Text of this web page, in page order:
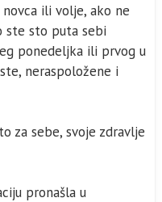
ili volje, ako ne
ste sto puta sebi
ponedeljka ili prvog u
neraspoložene i
za sebe, svoje zdravlje
pronašla u